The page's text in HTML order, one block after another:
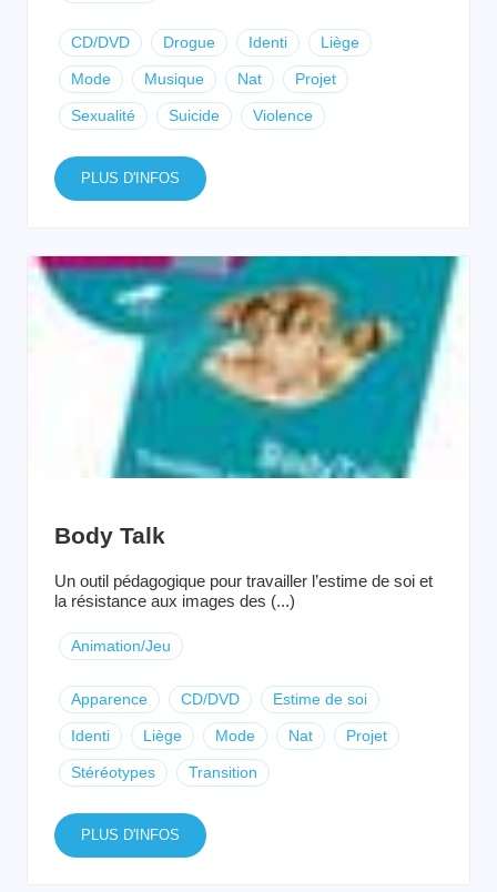
CD/DVD Drogue Identi Liège
Mode Musique Nat Projet
Sexualité Suicide Violence
PLUS D'INFOS
Body Talk
Un outil pédagogique pour travailler l’estime de soi et
la résistance aux images des (...)
Animation/Jeu
Apparence CD/DVD Estime de soi
Identi Liège Mode Nat Projet
Stéréotypes Transition
PLUS D'INFOS